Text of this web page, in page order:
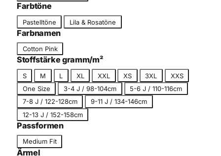
Farbtöne
a
r
b
t
n
Pastelltöne Lila & Rosatöne
Farbnamen
a
r
b
m
e
Cotton Pink
Stoffstärke gramm/m²
r
ö
ß
S M L XL XXL XS 3XL
XXS
One Size
3-4 J / 98-104cm
5-6 J / 110-116cm
7-8 J / 122-128cm
9-11 J / 134-146cm
12-13 J / 152-158cm
Passformen
a
Medium Fit
Ärmel